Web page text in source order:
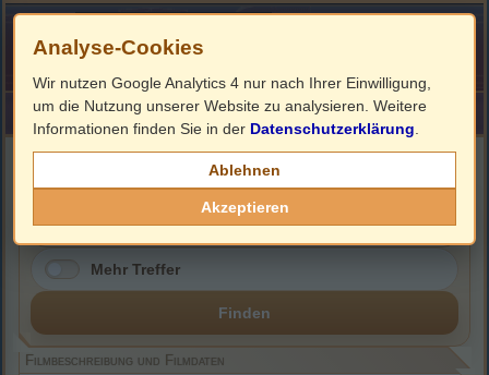
HOME ImpressumLinks
Filmbeschreibung, Cover & DVD Infos
Mehr Treffer
Finden
Filmbeschreibung und Filmdaten
Analyse-Cookies
Wir nutzen Google Analytics 4 nur nach Ihrer Einwilligung,
um die Nutzung unserer Website zu analysieren. Weitere
Informationen finden Sie in der Datenschutzerklärung
Ablehnen
Akzeptieren